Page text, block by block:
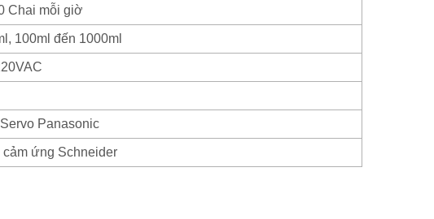
Chai mỗi giờ
100ml đến 1000ml
Panasonic
cảm ứng Schneider